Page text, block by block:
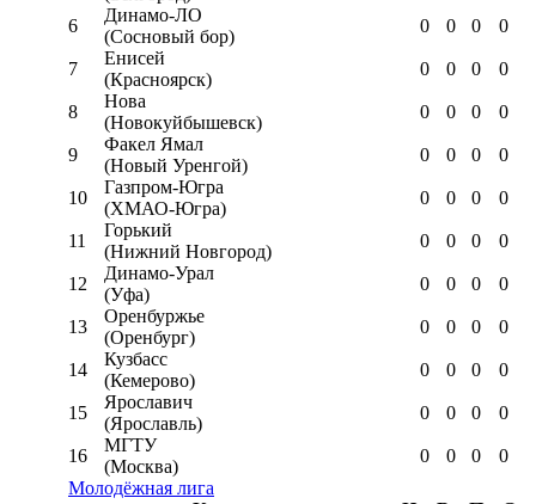
6
Динамо-ЛО
(Сосновый бор)
0 0 0 0
7
Енисей
(Красноярск)
0 0 0 0
8
Нова
(Новокуйбышевск)
0 0 0 0
9
Факел Ямал
(Новый Уренгой)
0 0 0 0
10
Газпром-Югра
(ХМАО-Югра)
0 0 0 0
11
Горький
(Нижний Новгород)
0 0 0 0
12
Динамо-Урал
(Уфа)
0 0 0 0
13
Оренбуржье
(Оренбург)
0 0 0 0
14
Кузбасс
(Кемерово)
0 0 0 0
15
Ярославич
(Ярославль)
0 0 0 0
16
МГТУ
(Москва)
0 0 0
0
Молодёжная лига